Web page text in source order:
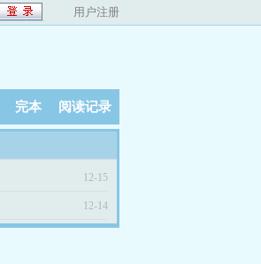
用户注册
完本 阅读记录
12-15
12-14